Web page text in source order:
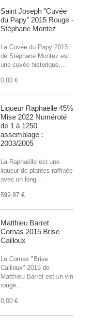
Saint Joseph "Cuvée
du Papy" 2015 Rouge -
Stéphane Montez
La Cuvée du Papy 2015
de Stéphane Montez est
une cuvée historique,...
0,00 €
Liqueur Raphaëlle 45%
Mise 2022 Numéroté
de 1 à 1250
assemblage :
2003/2005
La Raphaëlle est une
liqueur de plantes raffinée
avec un long...
599,87 €
Matthieu Barret
Cornas 2015 Brise
Cailloux
Le Cornas "Brise
Cailloux" 2015 de
Matthieu Barret est un vin
rouge...
0,00 €